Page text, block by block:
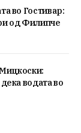
во Гостивар:
од Филипче
водата во